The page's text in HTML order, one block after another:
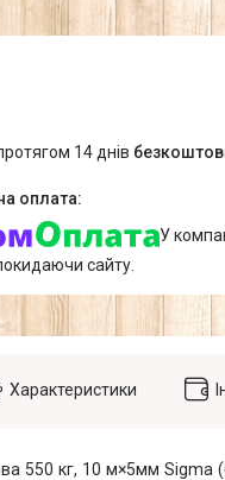
14 днів
У
сайту.
Характеристики
550 кг, 10 м×5мм